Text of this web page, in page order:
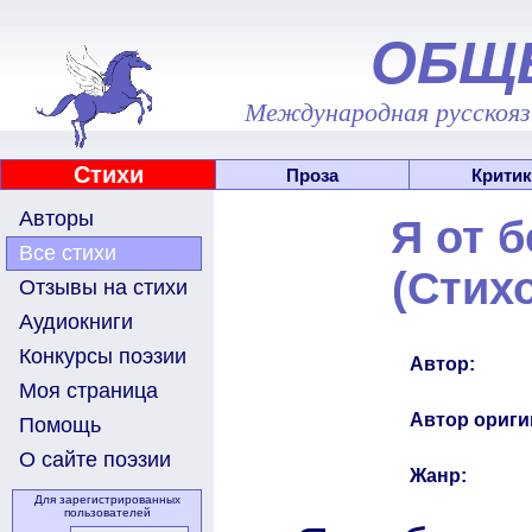
Международная
Стихи Проза
Авторы
Все стихи
Отзывы на стихи
Аудиокниги
Конкурсы поэзии
Моя страница
Помощь
О сайте поэзии
Для зарегистрированных
пользователей
Я от
Автор:
Автор
Жанр: